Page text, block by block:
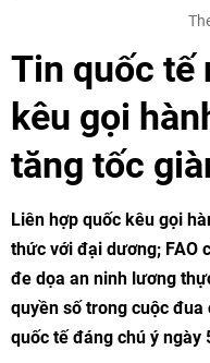
Tin quốc tế
kêu gọi
tăng tốc
Liên hợp quốc kêu gọi
thức với đại dương; FAO
đe dọa an ninh lương
quyền số trong cuộc
quốc tế đáng chú ý ngày